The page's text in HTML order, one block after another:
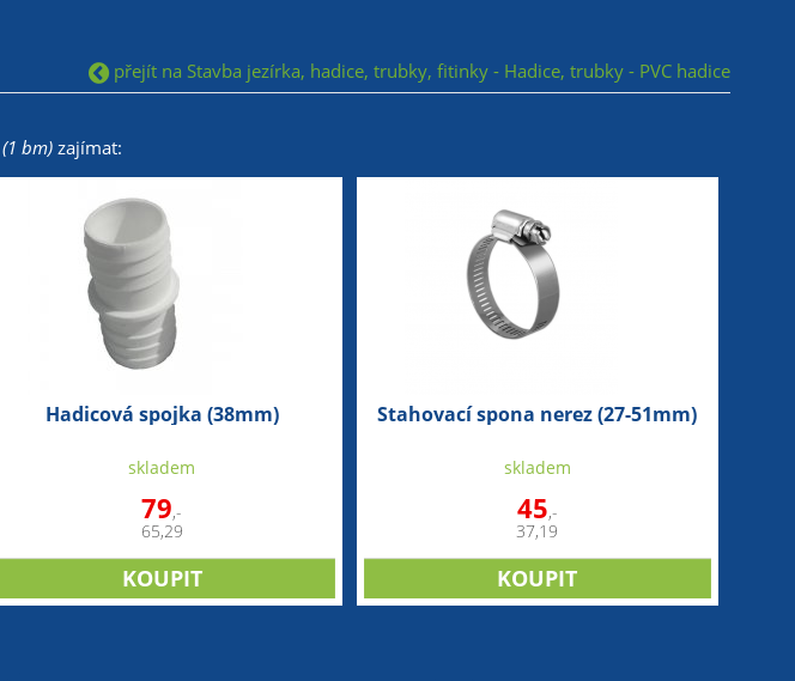
přejít na Stavba jezírka, hadice, trubky, fitinky - Hadice, trubky - PVC hadice
bm)zajímat:
Hadicová spojka (38mm)
skladem
79,-
65,29
Stahovací spona nerez (27-51mm)
skladem
45,-
37,19